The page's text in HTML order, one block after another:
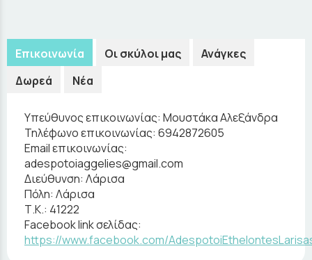
Επικοινωνία Οι σκύλοι μας
Ανάγκες
Δωρεά
Νέα
Υπεύθυνος επικοινωνίας: Μουστάκα Αλεξάνδρα
Τηλέφωνο επικοινωνίας: 6942872605
Email επικοινωνίας:
adespotoiaggelies@gmail.com
Διεύθυνση: Λάρισα
Πόλη: Λάρισα
Τ.Κ.: 41222
Facebook link σελίδας:
https://www.facebook.com/